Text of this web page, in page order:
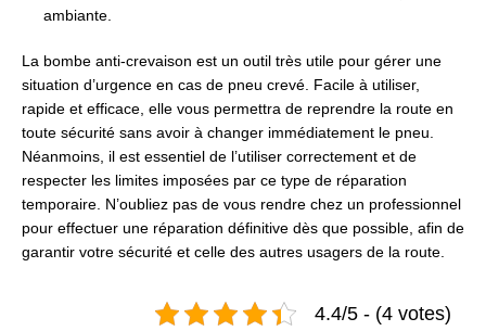
ambiante.
La bombe anti-crevaison est un outil très utile pour gérer une
situation d’urgence en cas de pneu crevé. Facile à utiliser,
rapide et efficace, elle vous permettra de reprendre la route en
toute sécurité sans avoir à changer immédiatement le pneu.
Néanmoins, il est essentiel de l’utiliser correctement et de
respecter les limites imposées par ce type de réparation
temporaire. N’oubliez pas de vous rendre chez un professionnel
pour effectuer une réparation définitive dès que possible, afin de
garantir votre sécurité et celle des autres usagers de la route.
4.4/5 - (4 votes)